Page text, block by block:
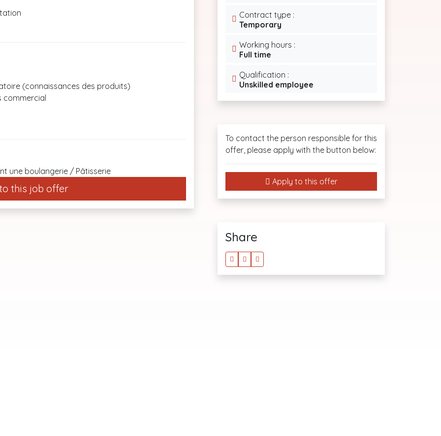
(connaissances des produits)
commercial
une boulangerie / Pâtisserie
this job offer
Contract type :
Temporary
Working hours :
Full time
Qualification :
Unskilled employee
To contact the person responsible for this
offer, please apply with the button below:
Apply to this offer
Share